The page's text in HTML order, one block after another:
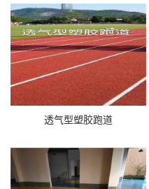
透气型塑胶跑道